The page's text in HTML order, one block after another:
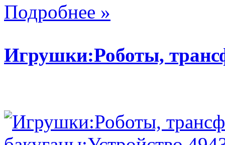
Подробнее »
Игрушки:Роботы,